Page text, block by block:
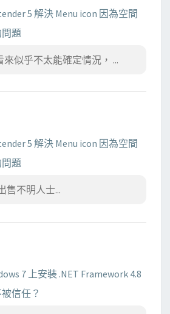
5 解決 Menu icon 因為空間
題
似乎不太能確定情況， ...
5 解決 Menu icon 因為空間
題
售不明人士...
7 上安裝 .NET Framework 4.8
信任？